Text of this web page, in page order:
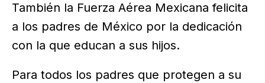
También la Fuerza Aérea Mexicana felicita
a los padres de México por la dedicación
con la que educan a sus hijos.
Para todos los padres que protegen a su